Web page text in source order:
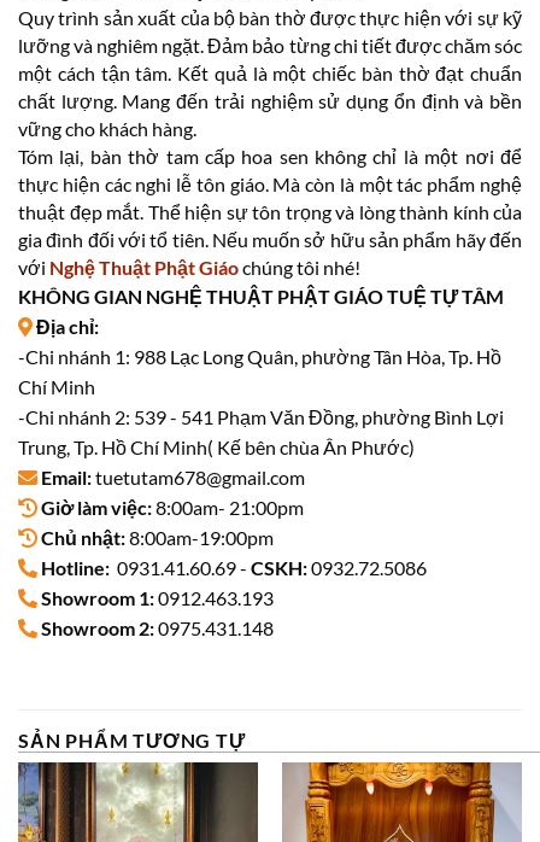
Quy trình sản xuất của bộ bàn thờ được thực hiện với sự kỹ
lưỡng và nghiêm ngặt. Đảm bảo từng chi tiết được chăm sóc
một cách tận tâm. Kết quả là một chiếc bàn thờ đạt chuẩn
chất lượng. Mang đến trải nghiệm sử dụng ổn định và bền
vững cho khách hàng.
Tóm lại, bàn thờ tam cấp hoa sen không chỉ là một nơi để
thực hiện các nghi lễ tôn giáo. Mà còn là một tác phẩm nghệ
thuật đẹp mắt. Thể hiện sự tôn trọng và lòng thành kính của
gia đình đối với tổ tiên. Nếu muốn sở hữu sản phẩm hãy đến
với Nghệ Thuật Phật Giáochúng tôi nhé!
KHÔNG GIAN NGHỆ THUẬT PHẬT GIÁO TUỆ TỰ TÂM
Địa chỉ:
-Chi nhánh 1: 988 Lạc Long Quân, phường Tân Hòa, Tp. Hồ
Chí Minh
-Chi nhánh 2: 539 - 541 Phạm Văn Đồng, phường Bình Lợi
Trung, Tp. Hồ Chí Minh( Kế bên chùa Ân Phước)
Email:tuetutam678@gmail.com
Giờ làm việc:8:00am- 21:00pm
Chủ nhật:8:00am-19:00pm
Hotline: 0931.41.60.69 - CSKH:0932.72.5086
Showroom 1:0912.463.193
Showroom 2:0975.431.148
SẢN PHẨM TƯƠNG TỰ